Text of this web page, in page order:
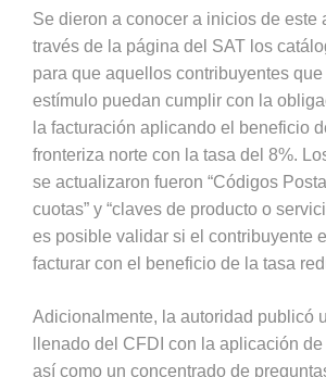
Se dieron a conocer a inicios de este
través de la página del SAT los
para que aquellos contribuyentes que
estímulo puedan cumplir con la
la facturación aplicando el beneficio
fronteriza norte con la tasa del 8%.
se actualizaron fueron “Códigos
cuotas” y “claves de producto o
es posible validar si el contribuyente
facturar con el beneficio de la tasa
Adicionalmente, la autoridad publicó
llenado del CFDI con la aplicación
así como un concentrado de